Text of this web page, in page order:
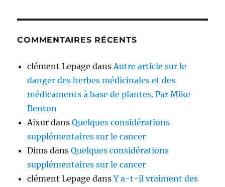
COMMENTAIRES RÉCENTS
clément Lepage dansAutre article sur le
danger des herbes médicinales et des
médicaments à base de plantes. Par Mike
Benton
Aixur dansQuelques considérations
supplémentaires sur le cancer
Dims dansQuelques considérations
supplémentaires sur le cancer
clément Lepage dansY a-t-il vraiment des